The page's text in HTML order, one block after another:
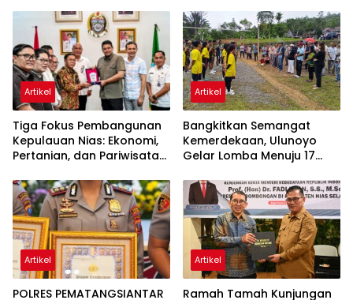
Artikel
Tiga Fokus Pembangunan
Kepulauan Nias: Ekonomi,
Pertanian, dan Pariwisata
Artikel
Bangkitkan Semangat
Kemerdekaan, Ulunoyo
Gelar Lomba Menuju 17
Artikel
POLRES PEMATANGSIANTAR
Artikel
Ramah Tamah Kunjungan